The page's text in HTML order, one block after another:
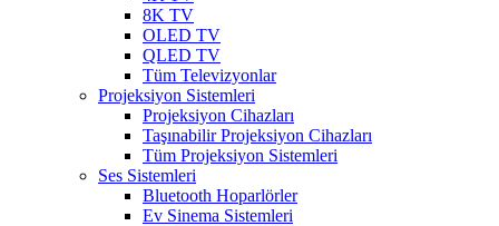
8K TV
OLED TV
QLED TV
Tüm Televizyonlar
Projeksiyon Sistemleri
Projeksiyon Cihazları
Taşınabilir Projeksiyon Cihazları
Tüm Projeksiyon Sistemleri
Ses Sistemleri
Bluetooth Hoparlörler
Ev Sinema Sistemleri